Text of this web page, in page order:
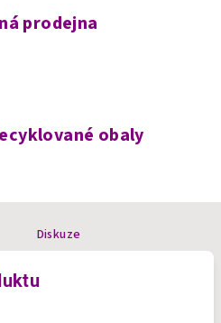
prodejna
obaly
Diskuze